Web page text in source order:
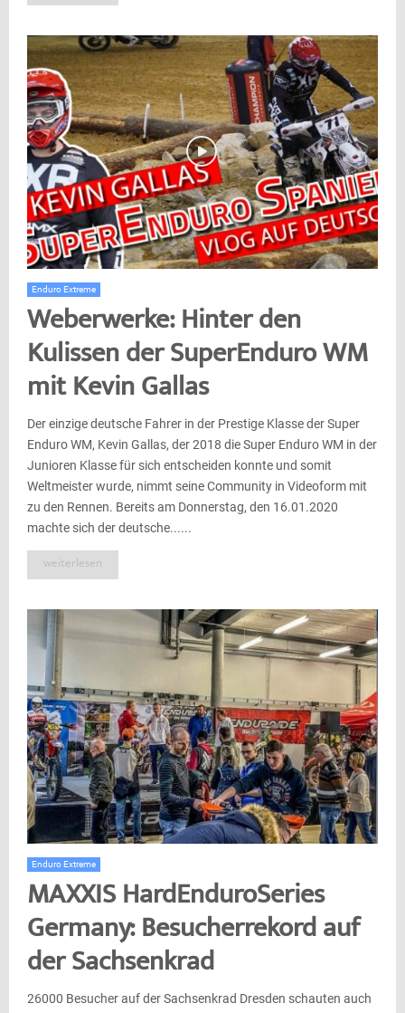
Enduro Extreme
Weberwerke: Hinter den
Kulissen der SuperEnduro WM
mit Kevin Gallas
Der einzige deutsche Fahrer in der Prestige Klasse der Super
Enduro WM, Kevin Gallas, der 2018 die Super Enduro WM in der
Junioren Klasse für sich entscheiden konnte und somit
Weltmeister wurde, nimmt seine Community in Videoform mit
zu den Rennen. Bereits am Donnerstag, den 16.01.2020
machte sich der deutsche......
weiterlesen
Enduro Extreme
MAXXIS HardEnduroSeries
Germany: Besucherrekord auf
der Sachsenkrad
26000 Besucher auf der Sachsenkrad Dresden schauten auch